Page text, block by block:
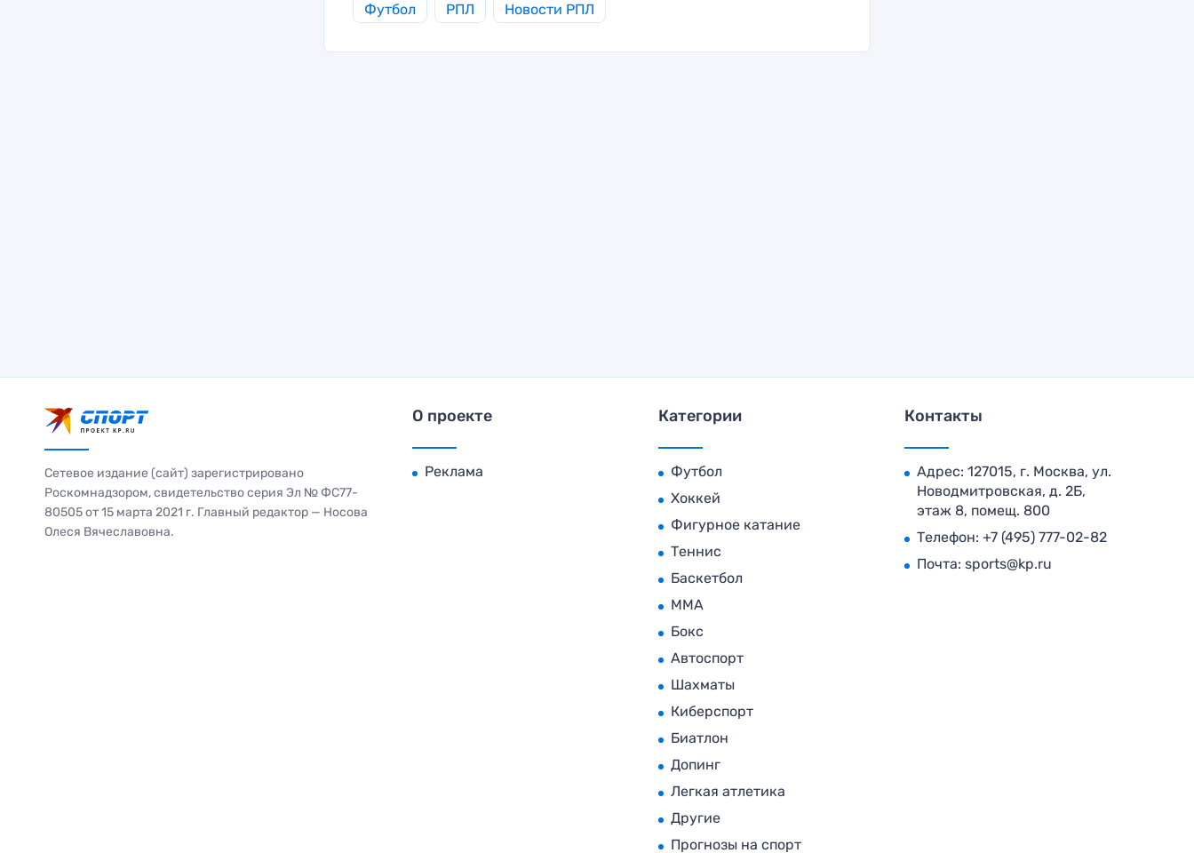
Футбол РПЛ Новости РПЛ
Сетевое издание (сайт) зарегистрировано
Роскомнадзором, свидетельство серия Эл № ФС77-
80505 от 15 марта 2021 г. Главный редактор — Носова
Олеся Вячеславовна.
О проекте
Реклама
Категории
Футбол
Хоккей
Фигурное катание
Теннис
Баскетбол
MMA
Бокс
Автоспорт
Шахматы
Киберспорт
Биатлон
Допинг
Легкая атлетика
Другие
Прогнозы на спорт
Контакты
Адрес: 127015, г. Москва, ул.
Новодмитровская, д. 2Б,
этаж 8, помещ. 800
Телефон: +7 (495) 777-02-82
Почта: sports@kp.ru